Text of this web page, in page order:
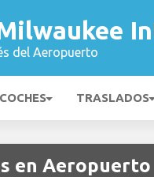
del Aeropuerto
TRASLADOS
en Aeropuerto